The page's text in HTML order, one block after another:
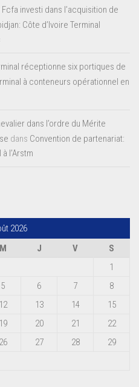
investi dans l’acquisition de
Côte d’Ivoire Terminal
réceptionne six portiques de
à conteneurs opérationnel en
dans l’ordre du Mérite
dans Convention de partenariat:
l’Arstm
2026
M J V
S
1
5 6 7
8
12 13 14
15
19 20 21
22
26 27 28
29